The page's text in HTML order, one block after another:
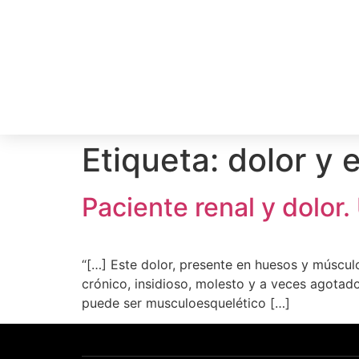
Etiqueta: dolor y
Paciente renal y
“[…] Este dolor, presente en huesos y
crónico, insidioso, molesto y a veces
puede ser musculoesquelético […]